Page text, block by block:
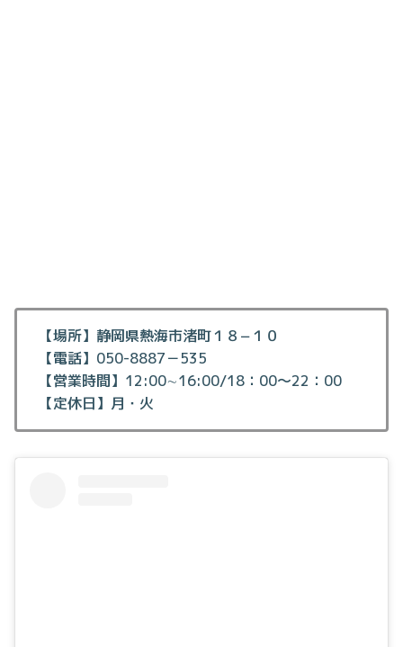
【場所】静岡県熱海市渚町１８−１０
【電話】050-8887－535
【営業時間】12:00∼16:00/18：00～22：00
【定休日】月・火